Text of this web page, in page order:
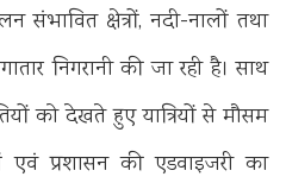
संभावित क्षेत्रों, नदी-नालों तथा
निगरानी की जा रही है। साथ
को देखते हुए यात्रियों से मौसम
एवं प्रशासन की एडवाइजरी का